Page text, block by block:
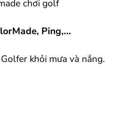
Ping,...
khỏi mưa và nắng.